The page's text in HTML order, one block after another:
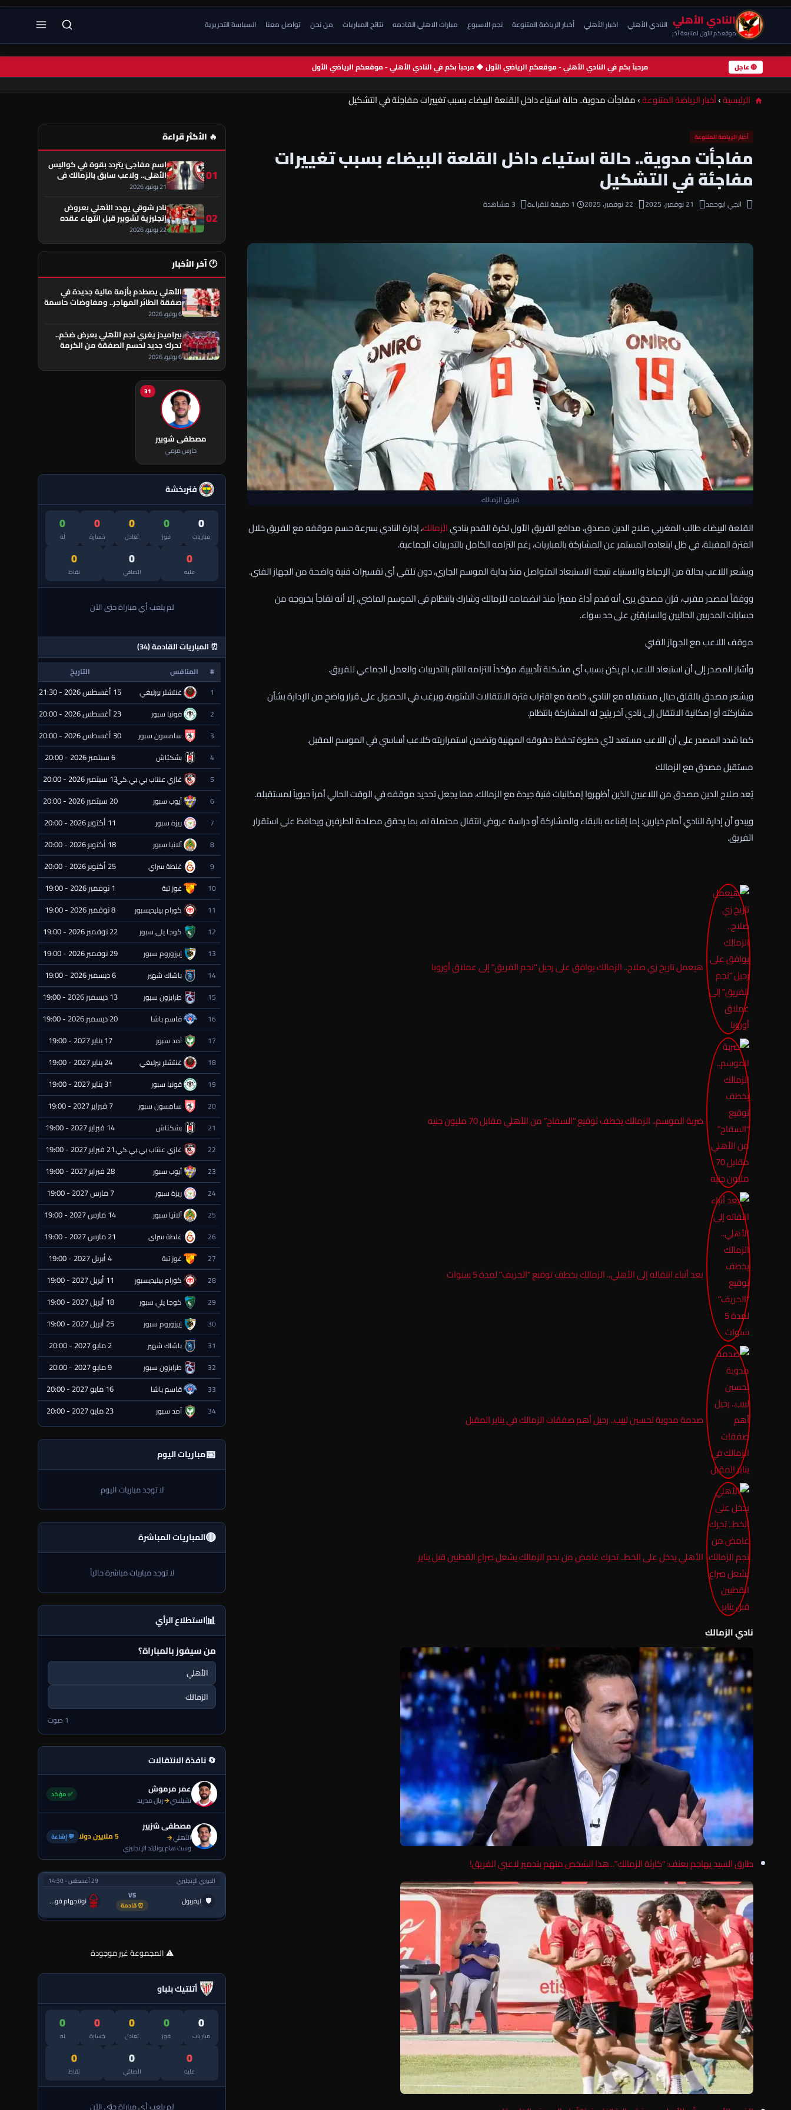
النادي الأهلي
موقعكم الأول لمتابعة آخر
النادي الأهلي اخبار الأهلي أخبار الرياضة المتنوعة نجم الاسبوع مبارات الاهلي القادمه نتائج المباريات من نحن تواصل معنا السياسة التحريرية
🔴 عاجل مرحباً بكم في النادي الأهلي - موقعكم الرياضي الأول ◆ مرحباً بكم في النادي الأهلي - موقعكم الرياضي الأول
الرئيسية›أخبار الرياضة المتنوعة›مفاجأت مدوية.. حالة استياء داخل القلعة البيضاء بسبب تغييرات مفاجئة في التشكيل
أخبار الرياضة المتنوعة
مفاجأت مدوية.. حالة استياء داخل القلعة البيضاء بسبب تغييرات
مفاجئة في التشكيل
انجي ابوحمد 21 نوفمبر، 2025 22 نوفمبر، 2025 1 دقيقة للقراءة 3 مشاهدة
فريق الزمالك
القلعة البيضاء طالب المغربي صلاح الدين مصدق، مدافع الفريق الأول لكرة القدم بناديالزمالك، إدارة النادي بسرعة حسم موقفه مع الفريق خلال
الفترة المقبلة، في ظل ابتعاده المستمر عن المشاركة بالمباريات، رغم التزامه الكامل بالتدريبات الجماعية.
ويشعر اللاعب بحالة من الإحباط والاستياء نتيجة الاستبعاد المتواصل منذ بداية الموسم الجاري، دون تلقي أي تفسيرات فنية واضحة من الجهاز الفني.
ووفقاً لمصدر مقرب، فإن مصدق يرى أنه قدم أداءً مميزاً منذ انضمامه للزمالك وشارك بانتظام في الموسم الماضي، إلا أنه تفاجأ بخروجه من
حسابات المدربين الحاليين والسابقيْن على حد سواء.
موقف اللاعب مع الجهاز الفني
وأشار المصدر إلى أن استبعاد اللاعب لم يكن بسبب أي مشكلة تأديبية، مؤكداً التزامه التام بالتدريبات والعمل الجماعي للفريق.
ويشعر مصدق بالقلق حيال مستقبله مع النادي، خاصة مع اقتراب فترة الانتقالات الشتوية، ويرغب في الحصول على قرار واضح من الإدارة بشأن
مشاركته أو إمكانية الانتقال إلى نادي آخر يتيح له المشاركة بانتظام.
كما شدد المصدر على أن اللاعب مستعد لأي خطوة تحفظ حقوقه المهنية وتضمن استمراريته كلاعب أساسي في الموسم المقبل.
مستقبل مصدق مع الزمالك
يُعد صلاح الدين مصدق من اللاعبين الذين أظهروا إمكانيات فنية جيدة مع الزمالك، مما يجعل تحديد موقفه في الوقت الحالي أمراً حيوياً لمستقبله.
ويبدو أن إدارة النادي أمام خيارين: إما إقناعه بالبقاء والمشاركة أو دراسة عروض انتقال محتملة له، بما يحقق مصلحة الطرفين ويحافظ على استقرار
الفريق.
هيعمل تاريخ زي صلاح.. الزمالك يوافق على رحيل “نجم الفريق” إلى عملاق أوروبا
ضربة الموسم.. الزمالك يخطف توقيع “السفاح” من الأهلي مقابل 70 مليون جنيه
بعد أنباء انتقاله إلى الأهلي.. الزمالك يخطف توقيع “الحريف” لمدة 5 سنوات
صدمة مدوية لحسين لبيب.. رحيل أهم صفقات الزمالك في يناير المقبل
الأهلي يدخل على الخط.. تحرك غامض من نجم الزمالك يشعل صراع القطبين قبل يناير
نادي الزمالك
طارق السيد يهاجم بعنف: “كارثة الزمالك”.. هذا الشخص متهم بتدمير لاعبي الفريق!
🔥 الأكثر قراءة
01
اسم مفاجئ يتردد بقوة في كواليس
الأهلي.. ولاعب سابق بالزمالك في
قلب الحكاية!
21 يونيو، 2026
02
نادر شوقي يهدد الأهلي بعروض
إنجليزية لشوبير قبل انتهاء عقده
22 يونيو، 2026
🕐 آخر الأخبار
الأهلي يصطدم بأزمة مالية جديدة في
صفقة الطائر المهاجر.. ومفاوضات حاسمة
تقترب من الحسم
6 يوليو، 2026
بيراميدز يغري نجم الأهلي بعرض ضخم..
تحرك جديد لحسم الصفقة من الكرمة
العراقي
6 يوليو، 2026
31
مصطفى شوبير
حارس مرمى
فنربخشة
0
مباريات
0
فوز
0
تعادل
0
خسارة
0
له
0
عليه
0
الصافي
0
نقاط
لم يلعب أي مباراة حتى الآن
⏰ المباريات القادمة (34)
# المنافس التاريخ
1
غنتشلر بيرليغي 15 أغسطس 2026 - 21:30
2 قونيا سبور 23 أغسطس 2026 - 20:00
3 سامسون سبور 30 أغسطس 2026 - 20:00
4 بشكتاش 6 سبتمبر 2026 - 20:00
5 غازي عنتاب بي.بي.كي.13 سبتمبر 2026 - 20:00
6 أيوب سبور 20 سبتمبر 2026 - 20:00
7 ريزة سبور 11 أكتوبر 2026 - 20:00
8 ألانيا سبور 18 أكتوبر 2026 - 20:00
9 غلطة سراي 25 أكتوبر 2026 - 20:00
10 غوز تبة 1 نوفمبر 2026 - 19:00
11 كورام بيليديسبور 8 نوفمبر 2026 - 19:00
12 كوجا يلي سبور 22 نوفمبر 2026 - 19:00
13 إيرزوروم سبور 29 نوفمبر 2026 - 19:00
14 باشاك شهير 6 ديسمبر 2026 - 19:00
15 طرابزون سبور 13 ديسمبر 2026 - 19:00
16 قاسم باشا 20 ديسمبر 2026 - 19:00
17 آمد سبور 17 يناير 2027 - 19:00
18 غنتشلر بيرليغي 24 يناير 2027 - 19:00
19 قونيا سبور 31 يناير 2027 - 19:00
20 سامسون سبور 7 فبراير 2027 - 19:00
21 بشكتاش 14 فبراير 2027 - 19:00
22 غازي عنتاب بي.بي.كي.21 فبراير 2027 - 19:00
23 أيوب سبور 28 فبراير 2027 - 19:00
24 ريزة سبور 7 مارس 2027 - 19:00
25 ألانيا سبور 14 مارس 2027 - 19:00
26 غلطة سراي 21 مارس 2027 - 19:00
27 غوز تبة 4 أبريل 2027 - 19:00
28 كورام بيليديسبور 11 أبريل 2027 - 19:00
29 كوجا يلي سبور 18 أبريل 2027 - 19:00
30 إيرزوروم سبور 25 أبريل 2027 - 19:00
31 باشاك شهير 2 مايو 2027 - 20:00
32 طرابزون سبور 9 مايو 2027 - 20:00
33 قاسم باشا 16 مايو 2027 - 20:00
34 آمد سبور 23 مايو 2027 - 20:00
📅مباريات اليوم
لا توجد مباريات اليوم
🔴المباريات المباشرة
لا توجد مباريات مباشرة حالياً
📊استطلاع الرأي
من سيفوز بالمباراة؟
الأهلي
الزمالك
1 صوت
🔄 نافذة الانتقالات
عمر مرموش
تشيلسي→ريال مدريد
✅ مؤكد
مصطفى شزبير
الأهلي→
وست هام يونايتد الإنجليزي
5 ملايين دولا 💬 إشاعة
الدوري الإنجليزي 29 أغسطس - 14:30
🛡 ليفربول VS
⏰ قادمة نوتنجهام فورست
⚠️ المجموعة غير موجودة
أتلتيك بلباو
0
مباريات
0
فوز
0
تعادل
0
خسارة
0
له
0
عليه
0
الصافي
0
نقاط
لم يلعب أي مباراة حتى الآن